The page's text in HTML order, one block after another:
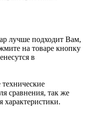
лучше подходит Вам,
на товаре кнопку
в
сравнения, так же